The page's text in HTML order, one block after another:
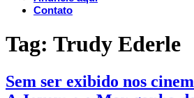
Contato
Tag: Trudy Ederle
Sem ser exibido nos